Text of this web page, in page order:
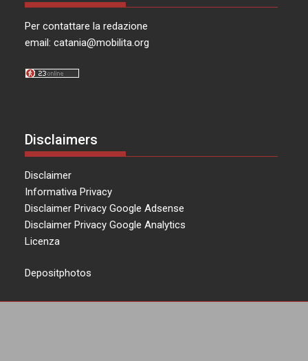
Per contattare la redazione
email:catania@mobilita.org
Disclaimers
Disclaimer
Informativa Privacy
Disclaimer Privacy Google Adsense
Disclaimer Privacy Google Analytics
Licenza
Depositphotos